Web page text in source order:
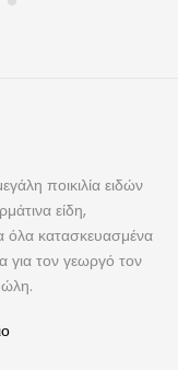
ποικιλία ειδών
είδη,
όλα κατασκευασμένα
για τον γεωργό τον